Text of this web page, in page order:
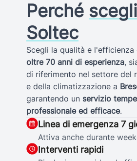
Perché
Soltec
Scegli la qualità e
oltre 70 anni di esperienza,
di riferimento nel settore del
e della climatizzazione a
garantendo un servizio
professionale ed efficace.
Linea di emergenza 7
Attiva anche durante
Interventi rapidi